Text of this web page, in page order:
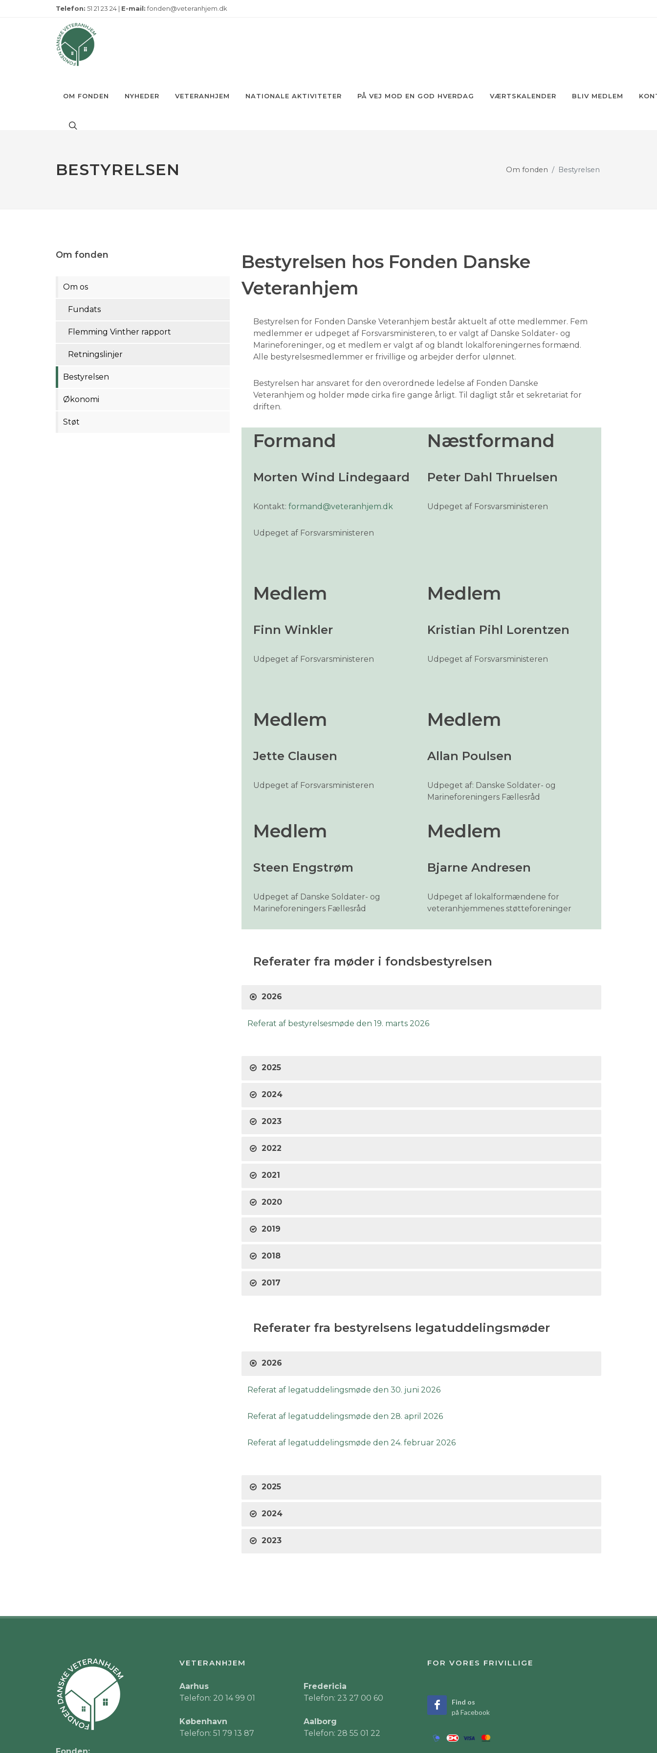
Telefon: 51 21 23 24 | E-mail: fonden@veteranhjem.dk
OM FONDEN NYHEDER VETERANHJEM NATIONALE AKTIVITETER PÅ VEJ MOD EN GOD HVERDAG VÆRTSKALENDER BLIV MEDLEM
BESTYRELSEN Om fonden Bestyrelsen
Om fonden
Om os
Fundats
Flemming Vinther rapport​
Retningslinjer
Bestyrelsen
Økonomi
Støt
Bestyrelsen hos Fonden Danske
Veteranhjem
Bestyrelsen for Fonden Danske Veteranhjem består aktuelt af otte medlemmer. Fem
medlemmer er udpeget af Forsvarsministeren, to er valgt af Danske Soldater- og
Marineforeninger, og et medlem er valgt af og blandt lokalforeningernes formænd.
Alle bestyrelsesmedlemmer er frivillige og arbejder derfor ulønnet.
Bestyrelsen har ansvaret for den overordnede ledelse af Fonden Danske
Veteranhjem og holder møde cirka fire gange årligt. Til dagligt står et sekretariat for
driften.
Formand
Morten Wind Lindegaard
Kontakt: formand@veteranhjem.dk
Udpeget af Forsvarsministeren
Næstformand
Peter Dahl Thruelsen
Udpeget af Forsvarsministeren
Medlem
Finn Winkler
Udpeget af Forsvarsministeren
Medlem
Kristian Pihl Lorentzen
Udpeget af Forsvarsministeren
Medlem
Jette Clausen
Udpeget af Forsvarsministeren
Medlem
Allan Poulsen
Udpeget af: Danske Soldater- og
Marineforeningers Fællesråd
Medlem
Steen Engstrøm
Udpeget af Danske Soldater- og
Marineforeningers Fællesråd
Medlem
Bjarne Andresen
Udpeget af lokalformændene for
veteranhjemmenes støtteforeninger
Referater fra møder i fondsbestyrelsen
2026
Referat af bestyrelsesmøde den 19. marts 2026
2025
2024
2023
2022
2021
2020
2019
2018
2017
Referater fra bestyrelsens legatuddelingsmøder
2026
Referat af legatuddelingsmøde den 30. juni 2026
Referat af legatuddelingsmøde den 28. april 2026
Referat af legatuddelingsmøde den 24. februar 2026
2025
2024
2023
VETERANHJEM
Aarhus
Telefon: 20 14 99 01
København
Telefon: 51 79 13 87
Fredericia
Telefon: 23 27 00 60
Aalborg
Telefon: 28 55 01 22
FOR VORES FRIVILLIGE
Find os
på Facebook